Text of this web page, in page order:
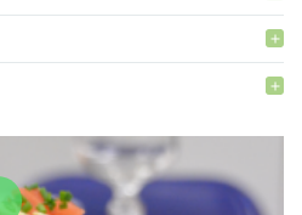
add
add